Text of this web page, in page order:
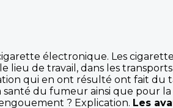
électronique. Les
lieu de travail, dans les
qui en ont résulté ont fait du
du fumeur ainsi que pour
? Explication. Les